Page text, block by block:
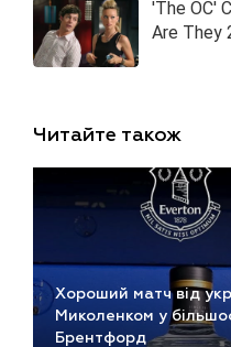
Читайте також
Хороший матч від
Миколенком у
Брентфорд